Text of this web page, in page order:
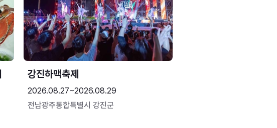
강진하맥축제
2026.08.27~2026.08.29
전남광주통합특별시 강진군